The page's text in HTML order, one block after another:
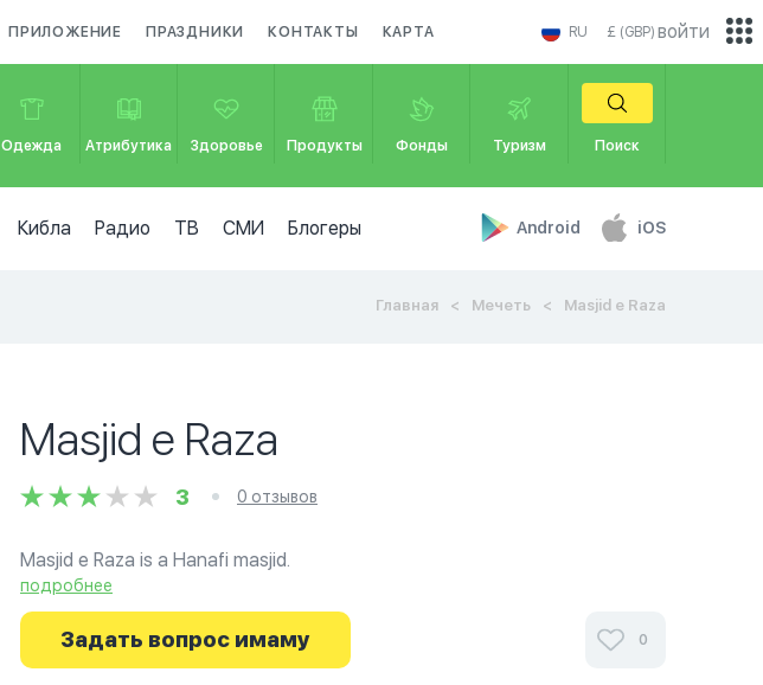
ПРИЛОЖЕНИЕ ПРАЗДНИКИ КОНТАКТЫ КАРТА RU £ (GBP)
Одежда Атрибутика Здоровье Продукты Фонды Туризм Поиск
Кибла Радио ТВ СМИ Блогеры Android iOS
войти
Главная Мечеть Masjid e Raza
Masjid e Raza
3 0 отзывов
Masjid e Raza is a Hanafi masjid.
Ознакомьтесь с отзывами посетителей Masjid e Raza в г.Ланкашир на
фотографиях и узнайте о часах работы. Ваше духовное путешествие
начинается здесь.
подробнее
Задать вопрос имаму 0